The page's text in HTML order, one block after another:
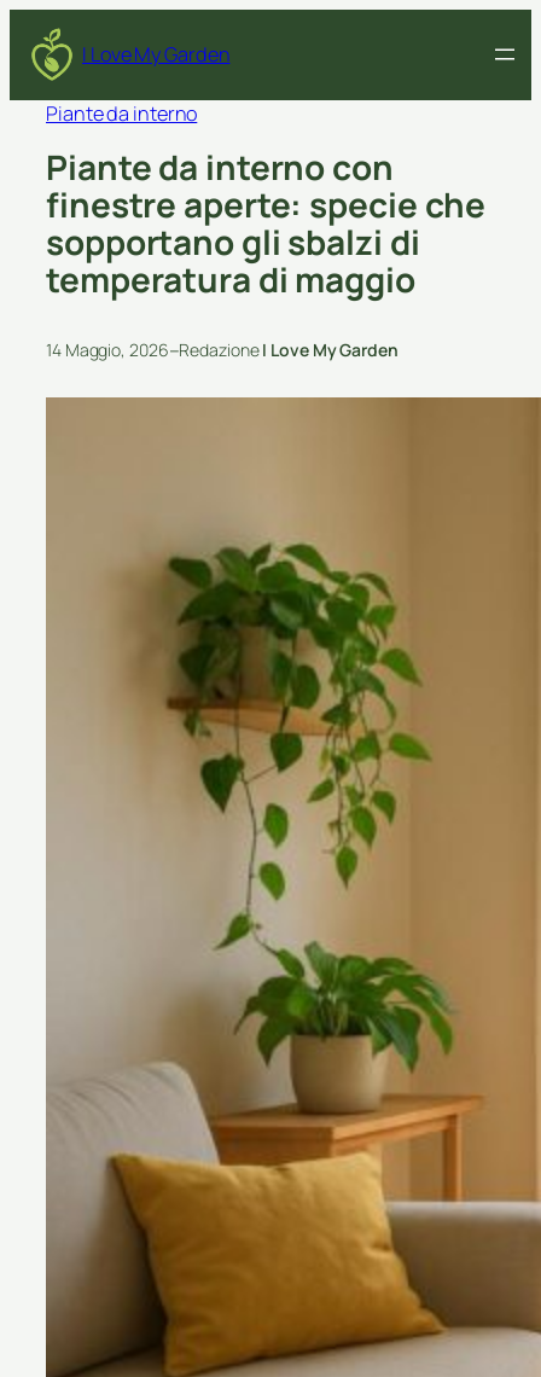
I Love My Garden
Piante da interno
Piante da interno con
finestre aperte: specie che
sopportano gli sbalzi di
temperatura di maggio
14 Maggio, 2026–RedazioneI Love My Garden